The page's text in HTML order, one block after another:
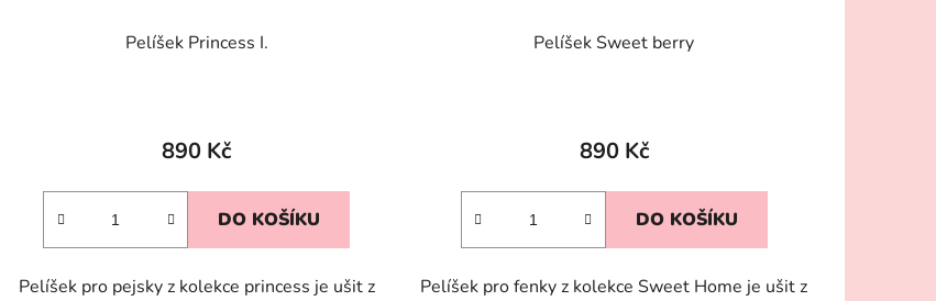
Pelíšek Princess I.
890 Kč
DO KOŠÍKU
Pelíšek pro pejsky z kolekce princess je ušit z
Pelíšek Sweet berry
890 Kč
DO KOŠÍKU
Pelíšek pro fenky z kolekce Sweet Home je ušit z